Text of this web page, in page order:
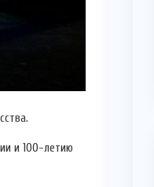
и 100-летию